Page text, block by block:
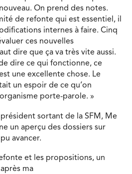
On prend des notes.
de refonte qui est essentiel, il
internes à faire. Cinq
ces nouvelles
dire que ça va très vite aussi.
dire ce qui fonctionne, ce
une excellente chose. Le
un espoir de ce qu’on
porte-parole. »
sortant de la SFM, Me
un aperçu des dossiers sur
avancer.
et les propositions, un
ma